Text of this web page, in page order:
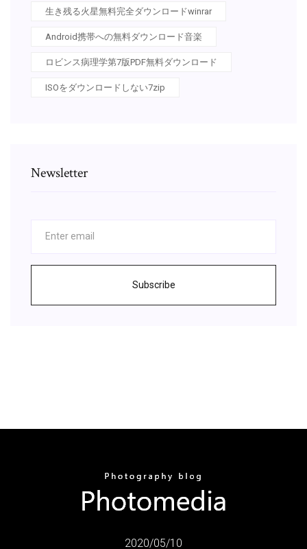
生き残る火星無料完全ダウンロードwinrar
Android携帯への無料ダウンロード音楽
ロビンス病理学第7版PDF無料ダウンロード
ISOをダウンロードしない7zip
Newsletter
Subscribe
2020/05/10